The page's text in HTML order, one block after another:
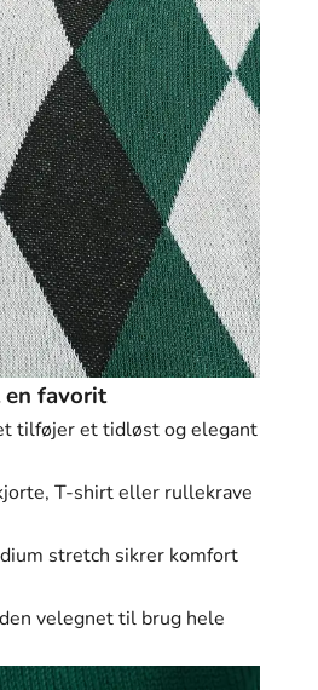
favorit
tilføjer et tidløst og elegant
T-shirt eller rullekrave
stretch sikrer komfort
velegnet til brug hele